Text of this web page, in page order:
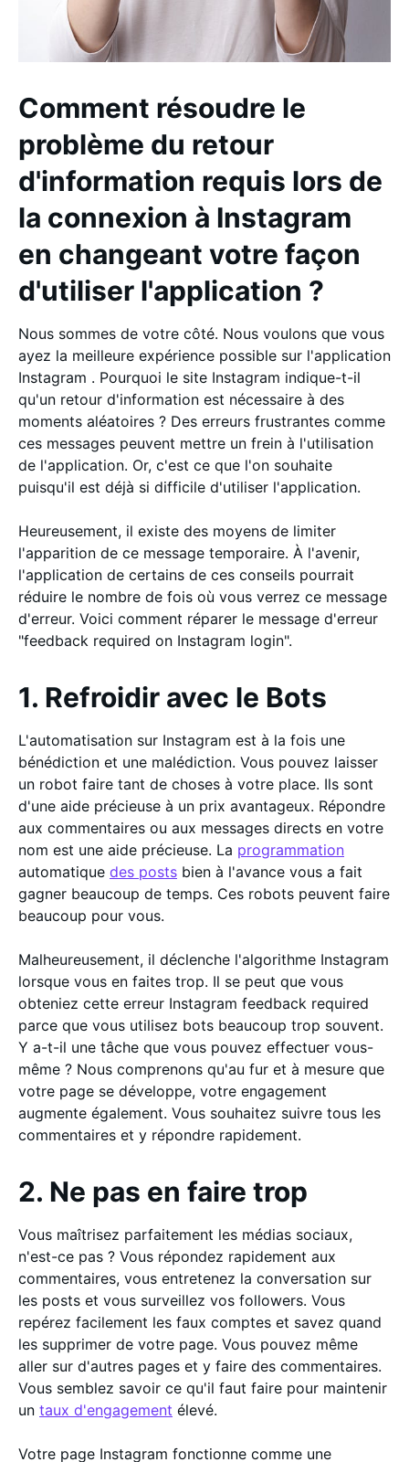
Comment résoudre le
problème du retour
d'information requis lors de
la connexion à Instagram
en changeant votre façon
d'utiliser l'application ?
Nous sommes de votre côté. Nous voulons que vous
ayez la meilleure expérience possible sur l'application
Instagram . Pourquoi le site Instagram indique-t-il
qu'un retour d'information est nécessaire à des
moments aléatoires ? Des erreurs frustrantes comme
ces messages peuvent mettre un frein à l'utilisation
de l'application. Or, c'est ce que l'on souhaite
puisqu'il est déjà si difficile d'utiliser l'application.
Heureusement, il existe des moyens de limiter
l'apparition de ce message temporaire. À l'avenir,
l'application de certains de ces conseils pourrait
réduire le nombre de fois où vous verrez ce message
d'erreur. Voici comment réparer le message d'erreur
"feedback required on Instagram login".
1. Refroidir avec le Bots
L'automatisation sur Instagram est à la fois une
bénédiction et une malédiction. Vous pouvez laisser
un robot faire tant de choses à votre place. Ils sont
d'une aide précieuse à un prix avantageux. Répondre
aux commentaires ou aux messages directs en votre
nom est une aide précieuse. La programmation
automatique des posts bien à l'avance vous a fait
gagner beaucoup de temps. Ces robots peuvent faire
beaucoup pour vous.
Malheureusement, il déclenche l'algorithme Instagram
lorsque vous en faites trop. Il se peut que vous
obteniez cette erreur Instagram feedback required
parce que vous utilisez bots beaucoup trop souvent.
Y a-t-il une tâche que vous pouvez effectuer vous-
même ? Nous comprenons qu'au fur et à mesure que
votre page se développe, votre engagement
augmente également. Vous souhaitez suivre tous les
commentaires et y répondre rapidement.
2. Ne pas en faire trop
Vous maîtrisez parfaitement les médias sociaux,
n'est-ce pas ? Vous répondez rapidement aux
commentaires, vous entretenez la conversation sur
les posts et vous surveillez vos followers. Vous
repérez facilement les faux comptes et savez quand
les supprimer de votre page. Vous pouvez même
aller sur d'autres pages et y faire des commentaires.
Vous semblez savoir ce qu'il faut faire pour maintenir
un taux d'engagement élevé.
Votre page Instagram fonctionne comme une